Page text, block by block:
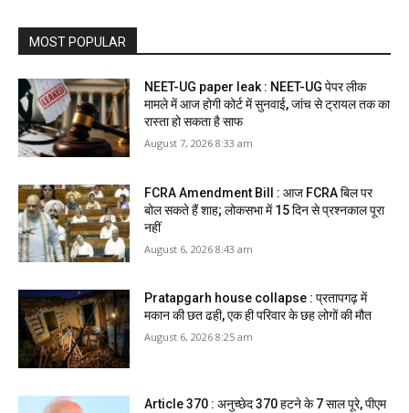
MOST POPULAR
NEET-UG paper leak : NEET-UG पेपर लीक
मामले में आज होगी कोर्ट में सुनवाई, जांच से ट्रायल तक का
रास्ता हो सकता है साफ
August 7, 2026 8:33 am
FCRA Amendment Bill : आज FCRA बिल पर
बोल सकते हैं शाह; लोकसभा में 15 दिन से प्रश्नकाल पूरा
नहीं
August 6, 2026 8:43 am
Pratapgarh house collapse : प्रतापगढ़ में
मकान की छत ढही, एक ही परिवार के छह लोगों की मौत
August 6, 2026 8:25 am
Article 370 : अनुच्छेद 370 हटने के 7 साल पूरे, पीएम